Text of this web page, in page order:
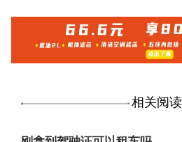
相关阅读